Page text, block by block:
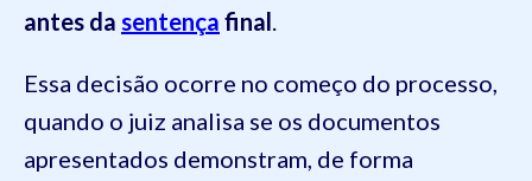
antes da sentença final.
Essa decisão ocorre no começo do processo,
quando o juiz analisa se os documentos
apresentados demonstram, de forma